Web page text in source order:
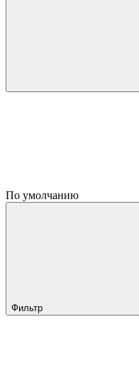
По умолчанию
Фильтр